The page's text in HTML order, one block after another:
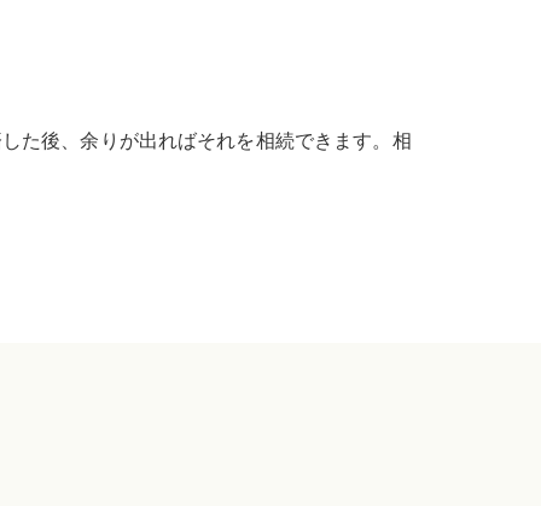
た後、余りが出ればそれを相続できます。相